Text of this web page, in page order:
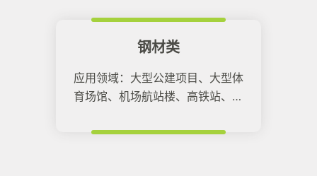
钢材类
应用领域：大型公建项目、大型体
育场馆、机场航站楼、高铁站、会